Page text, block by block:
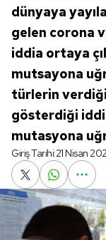
dünyaya
gelen corona
iddia ortaya
mutsayona
türlerin
gösterdiği
mutasyona
Giriş Tarihi:21 Nisan